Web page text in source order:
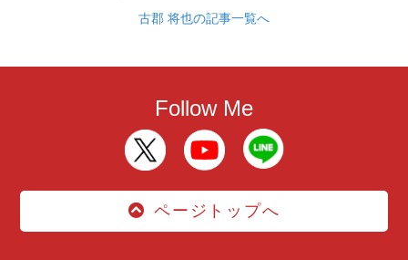
古郡 将也の記事一覧へ
Follow Me
ページトップへ